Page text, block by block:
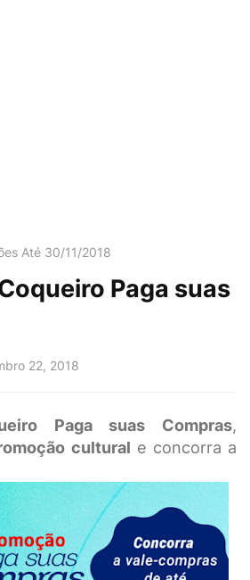
Até 30/11/2018
Paga suas
22, 2018
Paga suas Compras,
cultural e concorra a